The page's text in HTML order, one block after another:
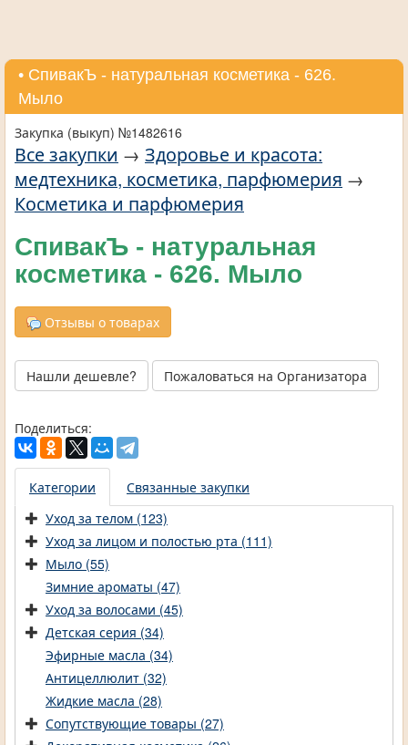
• СпивакЪ - натуральная косметика - 626.
Мыло
Закупка (выкуп) №1482616
Все закупки → Здоровье и красота:
медтехника, косметика, парфюмерия →
Косметика и парфюмерия
СпивакЪ - натуральная
косметика - 626. Мыло
Отзывы о товарах
Нашли дешевле? Пожаловаться на Организатора
Поделиться:
Категории
Связанные закупки
Уход за телом (123)
Уход за лицом и полостью рта (111)
Мыло (55)
Зимние ароматы (47)
Уход за волосами (45)
Детская серия (34)
Эфирные масла (34)
Антицеллюлит (32)
Жидкие масла (28)
Сопутствующие товары (27)